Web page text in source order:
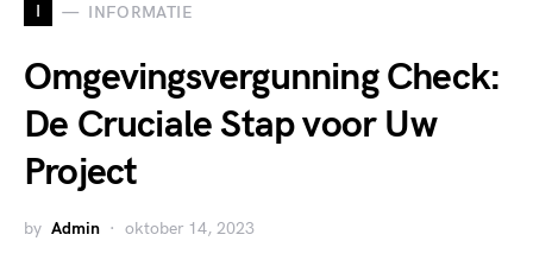
I INFORMATIE
Omgevingsvergunning Check:
De Cruciale Stap voor Uw
Project
by Admin oktober 14, 2023